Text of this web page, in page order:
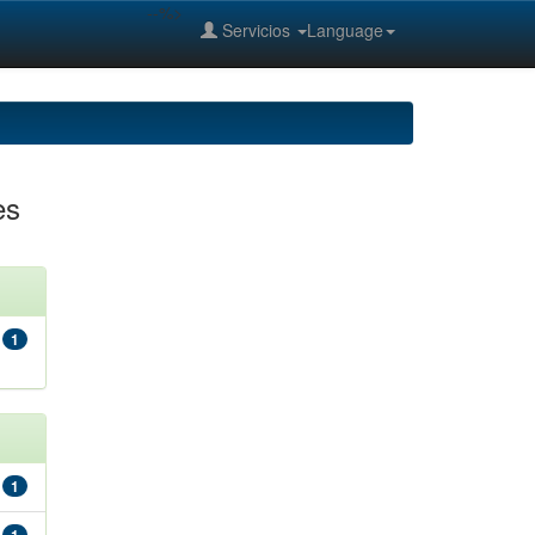
Language
Servicios
--%>
1
1